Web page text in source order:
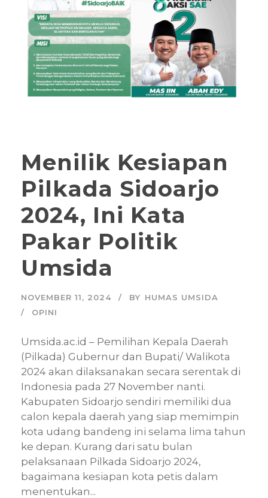
Menilik Kesiapan
Pilkada Sidoarjo
2024, Ini Kata
Pakar Politik
Umsida
NOVEMBER 11, 2024 BY HUMAS UMSIDA
OPINI
Umsida.ac.id – Pemilihan Kepala Daerah
(Pilkada) Gubernur dan Bupati/ Walikota
2024 akan dilaksanakan secara serentak di
Indonesia pada 27 November nanti.
Kabupaten Sidoarjo sendiri memiliki dua
calon kepala daerah yang siap memimpin
kota udang bandeng ini selama lima tahun
ke depan. Kurang dari satu bulan
pelaksanaan Pilkada Sidoarjo 2024,
bagaimana kesiapan kota petis dalam
menentukan...